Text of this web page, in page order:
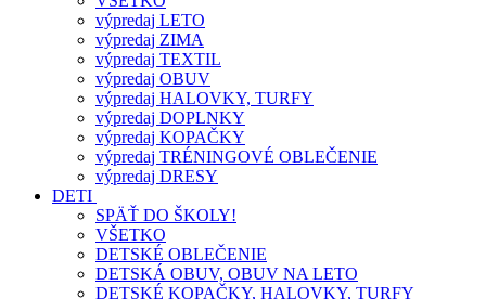
výpredaj LETO
výpredaj ZIMA
výpredaj TEXTIL
výpredaj OBUV
výpredaj HALOVKY, TURFY
výpredaj DOPLNKY
výpredaj KOPAČKY
výpredaj TRÉNINGOVÉ OBLEČENIE
výpredaj DRESY
DETI
SPÄŤ DO ŠKOLY!
VŠETKO
DETSKÉ OBLEČENIE
DETSKÁ OBUV, OBUV NA LETO
DETSKÉ KOPAČKY, HALOVKY, TURFY